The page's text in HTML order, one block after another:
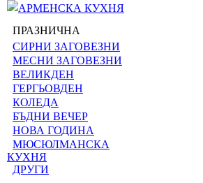
АРМЕНСКА КУХНЯ
ПРАЗНИЧНА
СИРНИ ЗАГОВЕЗНИ
МЕСНИ ЗАГОВЕЗНИ
ВЕЛИКДЕН
ГЕРГЬОВДЕН
КОЛЕДА
БЪДНИ ВЕЧЕР
НОВА ГОДИНА
МЮСЮЛМАНСКА
КУХНЯ
ДРУГИ